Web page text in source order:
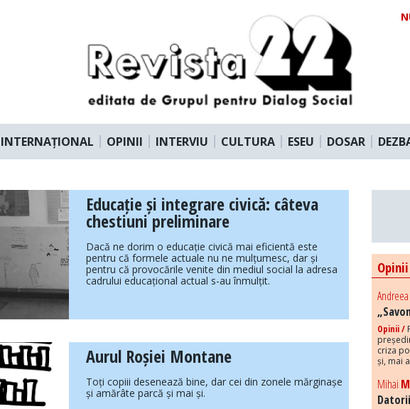
INTERNAȚIONAL OPINII INTERVIU CULTURA ESEU DOSAR
Educație și integrare civică: câteva
chestiuni preliminare
Dacă ne dorim o educație civică mai eficientă este
pentru că formele actuale nu ne mulțumesc, dar și
pentru că provocările venite din mediul social la adresa
cadrului educațional actual s-au înmulțit.
Aurul Roșiei Montane
Toți copiii desenează bine, dar cei din zonele mărginașe
și amărâte parcă și mai și.
Opinii
Andreea
Opinii /
criza
și, mai
Mihai